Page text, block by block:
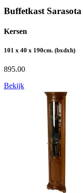
Buffetkast Sarasota
Kersen
101 x 40 x 190cm. (bxdxh)
895.00
Bekijk